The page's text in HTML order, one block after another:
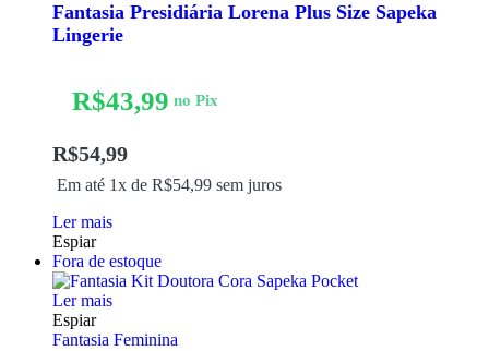
Fantasia Presidiária Lorena Plus Size Sapeka
Lingerie
R$54,99
Em até 1x de R$54,99 sem juros
R$43,99 no Pix
Ler mais
Espiar
Fora de estoque
Ler mais
Espiar
Fantasia Feminina